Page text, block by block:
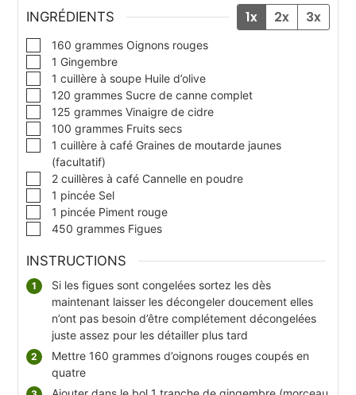
INGRÉDIENTS 1x 2x 3x
▢160 grammes Oignons rouges
▢1 Gingembre
▢1 cuillère à soupe Huile d’olive
▢120 grammes Sucre de canne complet
▢125 grammes Vinaigre de cidre
▢100 grammes Fruits secs
▢1 cuillère à café Graines de moutarde jaunes
(facultatif)
▢
2 cuillères à café Cannelle en poudre
▢1 pincée Sel
▢1 pincée Piment rouge
▢
450 grammes Figues
INSTRUCTIONS
Si les figues sont congelées sortez les dès
maintenant laisser les décongeler doucement elles
n’ont pas besoin d’être complétement décongelées
juste assez pour les détailler plus tard
Mettre 160 grammes d’oignons rouges coupés en
quatre